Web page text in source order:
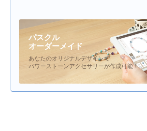
パスクル
オーダーメイド
あなたのオリジナルデザインで
パワーストーンアクセサリーが作成可能！